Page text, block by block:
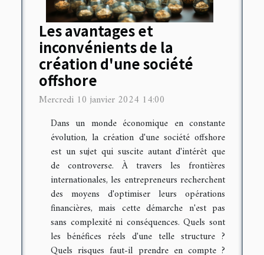
Les avantages et
inconvénients de la
création d'une société
offshore
Mercredi 10 janvier 2024 14:00
Dans un monde économique en constante
évolution, la création d'une société offshore
est un sujet qui suscite autant d'intérêt que
de controverse. À travers les frontières
internationales, les entrepreneurs recherchent
des moyens d'optimiser leurs opérations
financières, mais cette démarche n'est pas
sans complexité ni conséquences. Quels sont
les bénéfices réels d'une telle structure ?
Quels risques faut-il prendre en compte ?